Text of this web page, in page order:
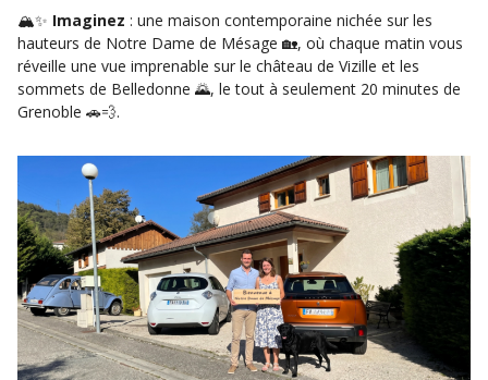
🏔️✨ Imaginez : une maison contemporaine nichée sur les
hauteurs de Notre Dame de Mésage 🏡, où chaque matin vous
réveille une vue imprenable sur le château de Vizille et les
sommets de Belledonne 🌄, le tout à seulement 20 minutes de
Grenoble 🚗💨.